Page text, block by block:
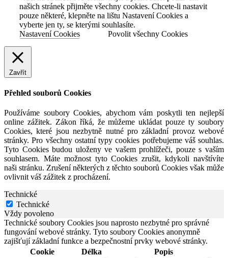
našich stránek přijměte všechny cookies. Chcete-li nastavit
pouze některé, klepněte na lištu Nastavení Cookies a
vyberte jen ty, se kterými souhlasíte.
Nastavení Cookies
Povolit všechny Cookies
Zavřít
Přehled souborů Cookies
Používáme soubory Cookies, abychom vám poskytli ten nejlepší
online zážitek. Zákon říká, že můžeme ukládat pouze ty soubory
Cookies, které jsou nezbytně nutné pro základní provoz webové
stránky. Pro všechny ostatní typy cookies potřebujeme váš souhlas.
Tyto Cookies budou uloženy ve vašem prohlížeči, pouze s vaším
souhlasem. Máte možnost tyto Cookies zrušit, kdykoli navštívíte
naši stránku. Zrušení některých z těchto souborů Cookies však může
ovlivnit váš zážitek z procházení.
Technické
Technické
Vždy povoleno
Technické soubory Cookies jsou naprosto nezbytné pro správné
fungování webové stránky. Tyto soubory Cookies anonymně
zajišťují základní funkce a bezpečnostní prvky webové stránky.
Cookie
Délka Popis